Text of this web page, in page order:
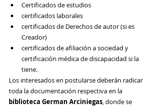
Certificados de estudios
certificados laborales
certificados de Derechos de autor (si es
Creador)
certificados de afiliación a sociedad y
certificación médica de discapacidad si la
tiene.
Los interesados en postularse deberán radicar
toda la documentación respectiva en la
biblioteca German Arciniegas, donde se